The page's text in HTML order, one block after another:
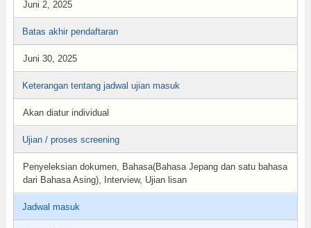
Juni 2, 2025
Batas akhir pendaftaran
Juni 30, 2025
Keterangan tentang jadwal ujian masuk
Akan diatur individual
Ujian / proses screening
Penyeleksian dokumen, Bahasa(Bahasa Jepang dan satu bahasa
dari Bahasa Asing), Interview, Ujian lisan
Jadwal masuk